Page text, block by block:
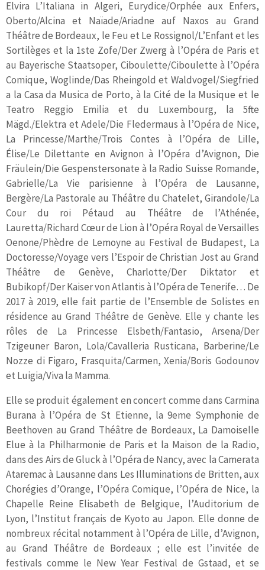
Elvira L’Italiana in Algeri, Eurydice/Orphée aux Enfers,
Oberto/Alcina et Naïade/Ariadne auf Naxos au Grand
Théâtre de Bordeaux, le Feu et Le Rossignol/L’Enfant et les
Sortilèges et la 1ste Zofe/Der Zwerg à l’Opéra de Paris et
au Bayerische Staatsoper, Ciboulette/Ciboulette à l’Opéra
Comique, Woglinde/Das Rheingold et Waldvogel/Siegfried
a la Casa da Musica de Porto, à la Cité de la Musique et le
Teatro Reggio Emilia et du Luxembourg, la 5fte
Mägd./Elektra et Adele/Die Fledermaus à l’Opéra de Nice,
La Princesse/Marthe/Trois Contes à l’Opéra de Lille,
Élise/Le Dilettante en Avignon à l’Opéra d’Avignon, Die
Fräulein/Die Gespenstersonate à la Radio Suisse Romande,
Gabrielle/La Vie parisienne à l’Opéra de Lausanne,
Bergère/La Pastorale au Théâtre du Chatelet, Girandole/La
Cour du roi Pétaud au Théâtre de l’Athénée,
Lauretta/Richard Cœur de Lion à l’Opéra Royal de Versailles
Oenone/Phèdre de Lemoyne au Festival de Budapest, La
Doctoresse/Voyage vers l’Espoir de Christian Jost au Grand
Théâtre de Genève, Charlotte/Der Diktator et
Bubikopf/Der Kaiser von Atlantis à l’Opéra de Tenerife… De
2017 à 2019, elle fait partie de l’Ensemble de Solistes en
résidence au Grand Théâtre de Genève. Elle y chante les
rôles de La Princesse Elsbeth/Fantasio, Arsena/Der
Tzigeuner Baron, Lola/Cavalleria Rusticana, Barberine/Le
Nozze di Figaro, Frasquita/Carmen, Xenia/Boris Godounov
et Luigia/Viva la Mamma.
Elle se produit également en concert comme dans Carmina
Burana à l’Opéra de St Etienne, la 9eme Symphonie de
Beethoven au Grand Théâtre de Bordeaux, La Damoiselle
Elue à la Philharmonie de Paris et la Maison de la Radio,
dans des Airs de Gluck à l’Opéra de Nancy, avec la Camerata
Ataremac à Lausanne dans Les Illuminations de Britten, aux
Chorégies d’Orange, l’Opéra Comique, l’Opéra de Nice, la
Chapelle Reine Elisabeth de Belgique, l’Auditorium de
Lyon, l’Institut français de Kyoto au Japon. Elle donne de
nombreux récital notamment à l’Opéra de Lille, d’Avignon,
au Grand Théâtre de Bordeaux ; elle est l’invitée de
festivals comme le New Year Festival de Gstaad, et se